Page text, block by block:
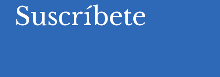
Suscríbete